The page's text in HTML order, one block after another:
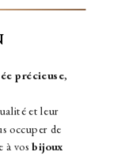
précieuse,
et leur
occuper de
à vosbijoux